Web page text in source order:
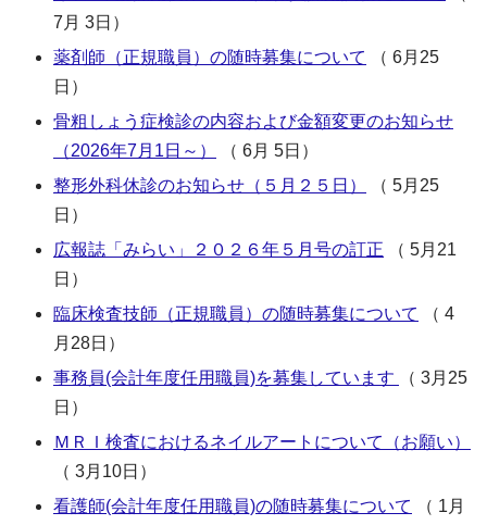
7月 3日）
薬剤師（正規職員）の随時募集について
（ 6月25
日）
骨粗しょう症検診の内容および金額変更のお知らせ
（2026年7月1日～）
（ 6月 5日）
整形外科休診のお知らせ（５月２５日）
（ 5月25
日）
広報誌「みらい」２０２６年５月号の訂正 （ 5月21
日）
臨床検査技師（正規職員）の随時募集について
（ 4
月28日）
事務員(会計年度任用職員)を募集しています
（ 3月25
日）
ＭＲＩ検査におけるネイルアートについて（お願い）
（ 3月10日）
看護師(会計年度任用職員)の随時募集について
（ 1月